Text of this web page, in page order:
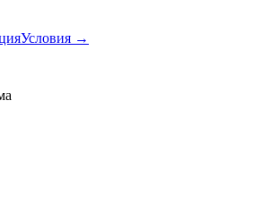
Условия →